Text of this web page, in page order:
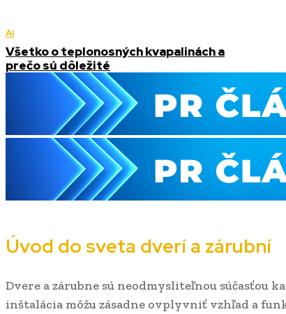
AI
Všetko o teplonosných kvapalinách a
prečo sú dôležité
Úvod do sveta dverí a zárubní
Dvere a zárubne sú neodmysliteľnou súčasťou
inštalácia môžu zásadne ovplyvniť vzhľad a